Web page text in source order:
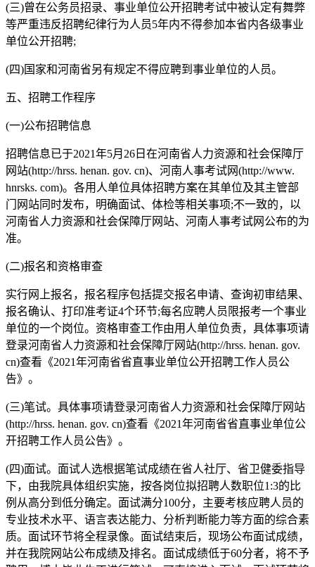
(三)曾在公务员招录、事业单位公开招聘考试中被认定有舞弊
等严重违反招聘纪律行为人员5年内不得参加本省内各级事业
单位公开招聘;
(四)国家和河南省另有规定不得应聘到事业单位的人员。
五、招聘工作程序
(一)公布招聘信息
招聘信息已于2021年5月26日在河南省人力资源和社会保障厅
网站(http://hrss. henan. gov. cn)、河南人事考试网(http://www.
hnrsks. com)。各用人单位具体招聘方案在其单位及其主管部
门网站同时发布，明确面试、体检等相关事项;不一致的，以
河南省人力资源和社会保障厅网站、河南人事考试网公布的为
准。
(二)报名和资格审查
实行网上报名，报名程序包括提交报名申请、查询初审结果、
报名确认、打印准考证4个环节;每名应聘人员限报考一个事业
单位的一个岗位。资格审查工作由用人单位负责，具体事项请
登录河南省人力资源和社会保障厅网站(http://hrss. henan. gov.
cn)查看《2021年河南省省直事业单位公开招聘工作人员公
告》。
(三)笔试。具体事项请登录河南省人力资源和社会保障厅网站
(http://hrss. henan. gov. cn)查看《2021年河南省省直事业单位公
开招聘工作人员公告》。
(四)面试。面试人选根据笔试成绩在省人社厅、省卫健委指导
下，由我院具体组织实施，按各岗位拟招聘人数职位1:3的比
例从高分到低分确定。面试满分100分，主要考核应聘人员的
专业技术水平、语言表达能力、分析判断能力等方面的综合素
质。面试环节将全程录像。面试结束后，现场公布面试成绩，
并在我院网站公布成绩及排名。面试成绩低于60分者，将不予